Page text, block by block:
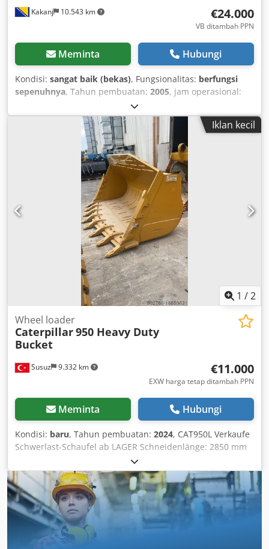
Kakanj 10.543 km €24.000
VB ditambah PPN
Meminta Hubungi
Kondisi: sangat baik (bekas), Fungsionalitas: berfungsi
sepenuhnya, Tahun pembuatan: 2005, jam operasional:
, Mesin dalam kondisi sangat baik. Berfungsi
sepenuhnya. Siap untuk digunakan. Dkodozam D Iepfx
Iklan kecil
1 /2
Susuz 9.332 km
Wheel loader
Caterpillar950 Heavy Duty
Bucket
€11.000
EXW harga tetap ditambah PPN
Meminta Hubungi
Kondisi: baru, Tahun pembuatan: 2024, CAT950L Verkaufe
Schwerlast-Schaufel ab LAGER Schneidenlänge: 2850 mm
Fassungsvermögen: 3,5 m³ Djdpfxst Rqgte Afhjkr
Geschweißte Adapterzähne